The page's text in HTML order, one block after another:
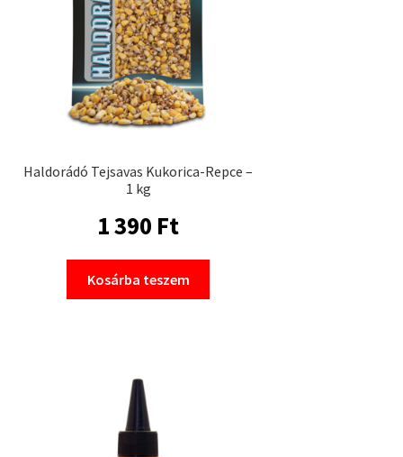
Haldorádó Tejsavas Kukorica-Repce –
1 kg
1 390 Ft
Kosárba teszem